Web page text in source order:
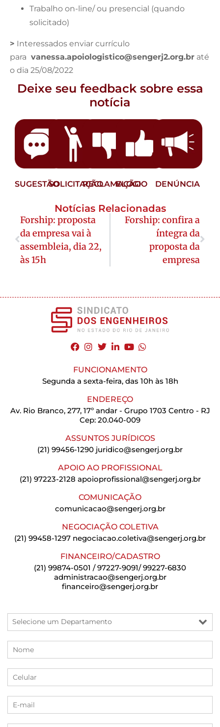
Trabalho on-line/ ou presencial (quando
solicitado)
> Interessados enviar currículo
para vanessa.apoiologistico@sengerj2.org.br até
o dia 25/08/2022
Deixe seu feedback sobre essa
notícia
SUGESTÃOSOLICITAÇÃORECLAMAÇÃO
ELOGIO DENÚNCIA
Notícias Relacionadas
Forship: proposta
da empresa vai à
assembleia, dia 22,
às 15h
Forship: confira a
íntegra da
proposta da
empresa
FUNCIONAMENTO
Segunda a sexta-feira, das 10h às 18h
ENDEREÇO
Av. Rio Branco, 277, 17º andar - Grupo 1703 Centro - RJ
Cep: 20.040-009
ASSUNTOS JURÍDICOS
(21) 99456-1290 juridico@sengerj.org.br
APOIO AO PROFISSIONAL
(21) 97223-2128 apoioprofissional@sengerj.org.br
COMUNICAÇÃO
comunicacao@sengerj.org.br
NEGOCIAÇÃO COLETIVA
(21) 99458-1297 negociacao.coletiva@sengerj.org.br
FINANCEIRO/CADASTRO
(21) 99874-0501 / 97227-9091/ 99227-6830
administracao@sengerj.org.br
financeiro@sengerj.org.br